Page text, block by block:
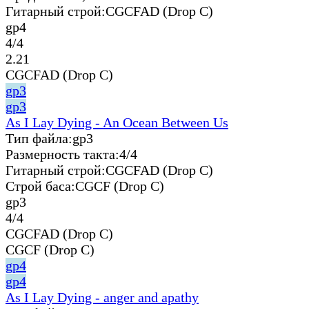
Гитарный строй:CGCFAD (Drop C)
gp4
4/4
2.21
CGCFAD (Drop C)
gp3
gp3
As I Lay Dying - An Ocean Between Us
Тип файла:gp3
Размерность такта:4/4
Гитарный строй:CGCFAD (Drop C)
Строй баса:CGCF (Drop C)
gp3
4/4
CGCFAD (Drop C)
CGCF (Drop C)
gp4
gp4
As I Lay Dying - anger and apathy